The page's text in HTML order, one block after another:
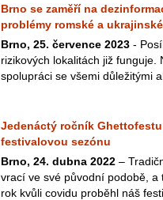
Brno se zaměří na
problémy romské a
Brno, 25. července 2023 -
rizikových lokalitách již funguje.
spolupráci se všemi důležitými
Jedenáctý ročník
festivalovou sezónu
Brno, 24. dubna 2022 –
vrací ve své původní podobě, a
rok kvůli covidu proběhl náš